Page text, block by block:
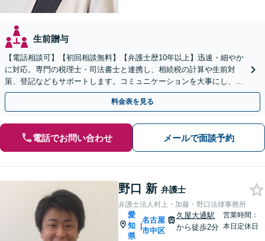
生前贈与
【電話相談可】【初回相談無料】【弁護士歴10年以上】迅速・細やか
に対応。専門の税理士・司法書士と連携し、相続税の計算や生前対
策、登記などもサポートします。コミュニケーションを大事にし、よ
り納得できる解決を目指します【名古屋駅10分】
料金表を見る
電話でお問い合わせ メールで面談予約
野口 新 弁護士
弁護士法人村上・加藤・野口法律事務所
愛
知
県
|
名古屋
市中区
久屋大通駅
から徒歩2分
営業時間：
本日定休日